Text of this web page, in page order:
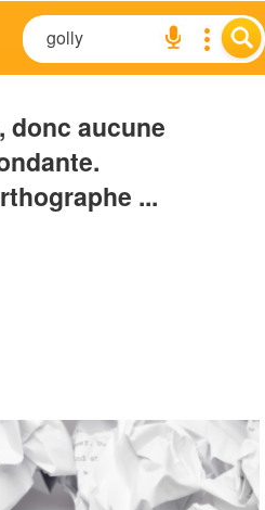
donc aucune
...